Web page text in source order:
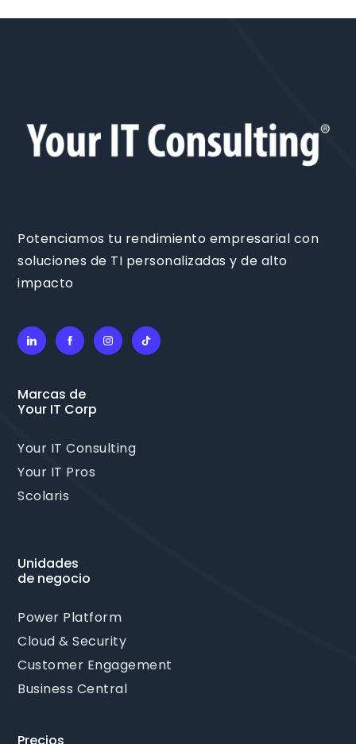
Potenciamos tu rendimiento empresarial con
soluciones de TI personalizadas y de alto
impacto
Marcas de
Your IT Corp
Your IT Consulting
Your IT Pros
Scolaris
Unidades
de negocio
Power Platform
Cloud & Security
Customer Engagement
Business Central